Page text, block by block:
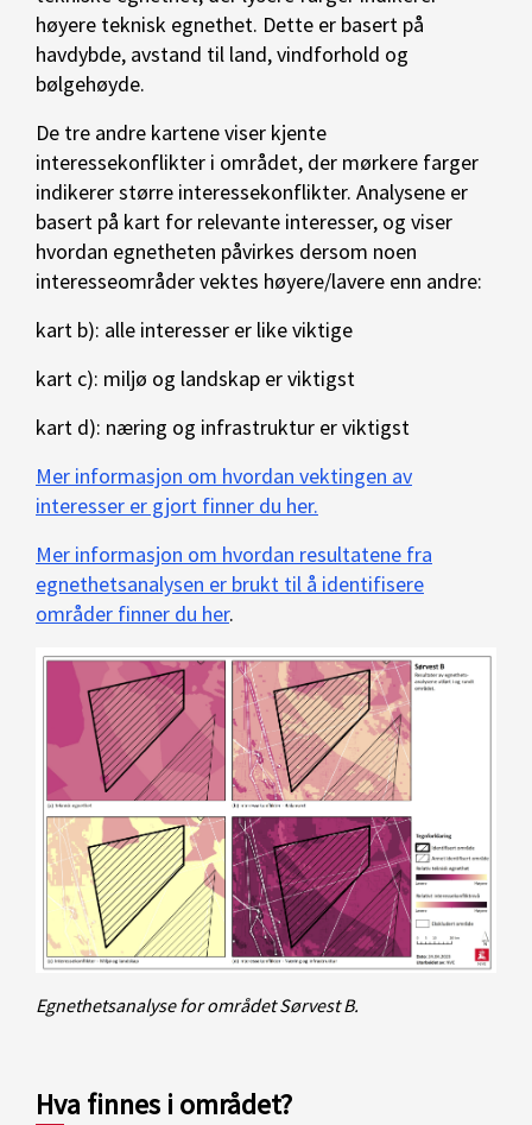
høyere teknisk egnethet. Dette er basert på
havdybde, avstand til land, vindforhold og
bølgehøyde.
De tre andre kartene viser kjente
interessekonflikter i området, der mørkere farger
indikerer større interessekonflikter. Analysene er
basert på kart for relevante interesser, og viser
hvordan egnetheten påvirkes dersom noen
interesseområder vektes høyere/lavere enn andre:
kart b): alle interesser er like viktige
kart c): miljø og landskap er viktigst
kart d): næring og infrastruktur er viktigst
Mer informasjon om hvordan vektingen av
interesser er gjort finner du her.
Mer informasjon om hvordan resultatene fra
egnethetsanalysen er brukt til å identifisere
områder finner du her.
Egnethetsanalyse for området Sørvest B.
Hva finnes i området?